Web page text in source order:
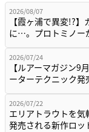
2026/08/07
【霞ヶ浦で異変!?
に…。プロトミノ
2026/07/24
【ルアーマガジン9
ーターテクニック発
2026/07/22
エリアトラウトを気
発売される新作ロ